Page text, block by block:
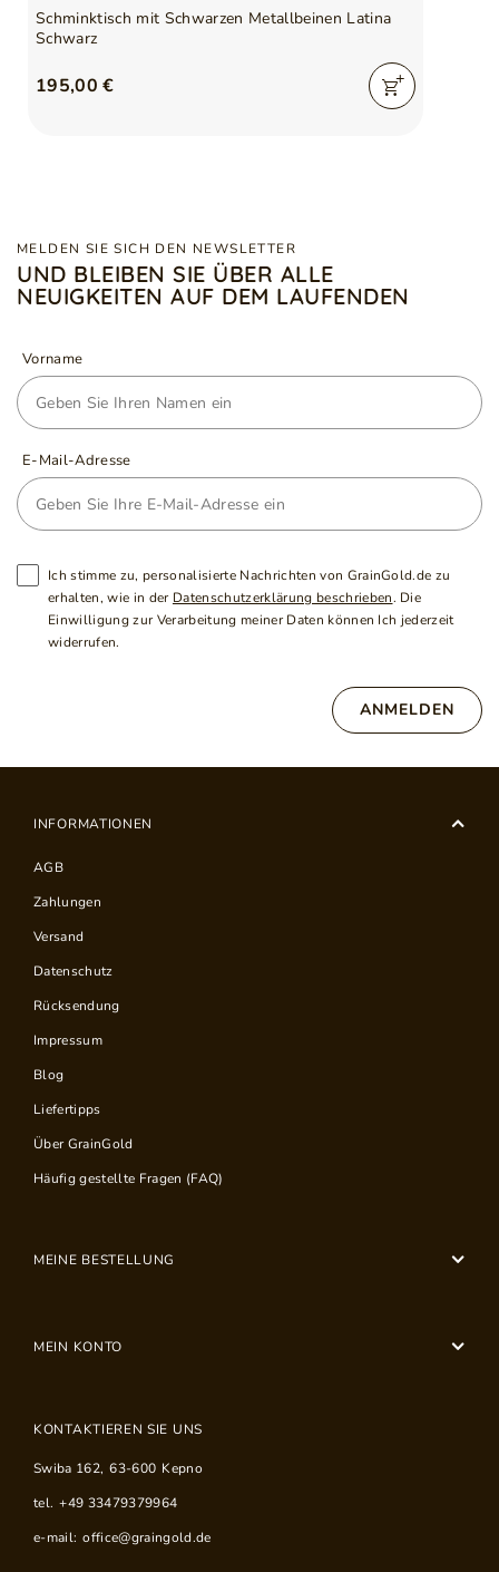
Schminktisch mit Schwarzen Metallbeinen Latina
Schwarz
195,00 €
MELDEN SIE SICH DEN NEWSLETTER
UND BLEIBEN SIE ÜBER ALLE
NEUIGKEITEN AUF DEM LAUFENDEN
Vorname
E-Mail-Adresse
Ich stimme zu, personalisierte Nachrichten von GrainGold.de zu
erhalten, wie in der Datenschutzerklärung beschrieben. Die
Einwilligung zur Verarbeitung meiner Daten können Ich jederzeit
widerrufen.
ANMELDEN
INFORMATIONEN
AGB
Zahlungen
Versand
Datenschutz
Rücksendung
Impressum
Blog
Liefertipps
Über GrainGold
Häufig gestellte Fragen (FAQ)
MEINE BESTELLUNG
MEIN KONTO
KONTAKTIEREN SIE UNS
Swiba 162, 63-600 Kepno
tel. +49 33479379964
e-mail: office@graingold.de